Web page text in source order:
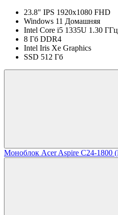
23.8" IPS 1920x1080 FHD
Windows 11 Домашняя
Intel Core i5 1335U 1.30 ГГц
8 Гб DDR4
Intel Iris Xe Graphics
SSD 512 Гб
Моноблок Acer Aspire C24-1800